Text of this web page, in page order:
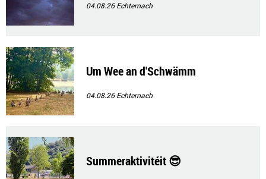
04.08.26Echternach
Um Wee an d'Schwämm
04.08.26Echternach
Summeraktivitéit 😎